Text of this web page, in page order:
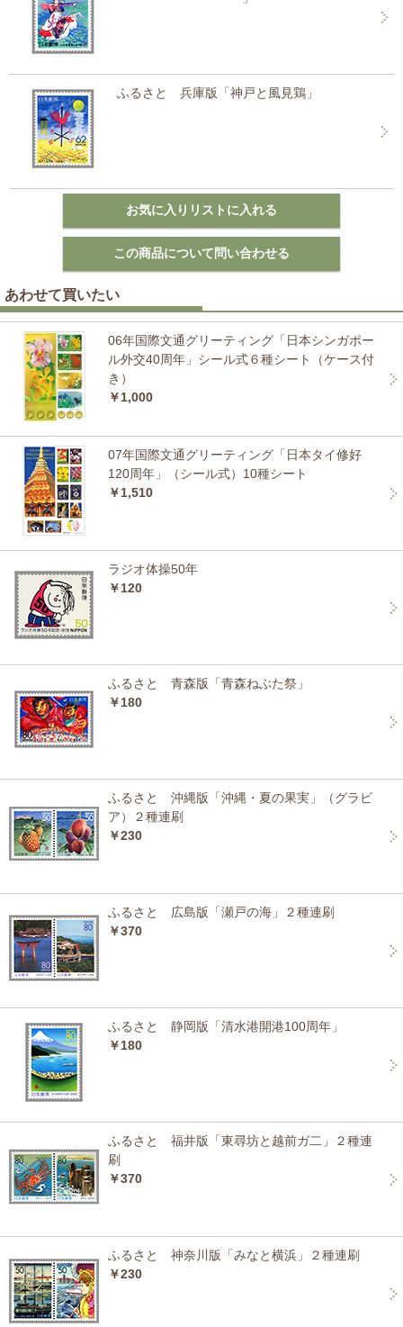
ふるさと 兵庫版「神戸と風見鶏」
あわせて買いたい
06年国際文通グリーティング「日本シンガポー
ル外交40周年」シール式６種シート（ケース付
き）
￥1,000
07年国際文通グリーティング「日本タイ修好
120周年」（シール式）10種シート
￥1,510
ラジオ体操50年
￥120
ふるさと 青森版「青森ねぶた祭」
￥180
ふるさと 沖縄版「沖縄・夏の果実」（グラビ
ア）２種連刷
￥230
ふるさと 広島版「瀬戸の海」２種連刷
￥370
ふるさと 静岡版「清水港開港100周年」
￥180
ふるさと 福井版「東尋坊と越前ガ二」２種連
刷
￥370
ふるさと 神奈川版「みなと横浜」２種連刷
￥230